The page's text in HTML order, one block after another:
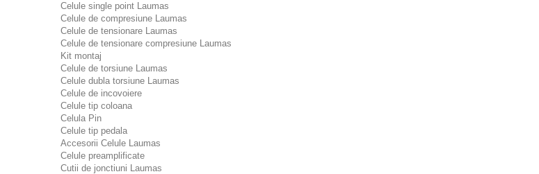
Celule single point Laumas
Celule de compresiune Laumas
Celule de tensionare Laumas
Celule de tensionare compresiune Laumas
Kit montaj
Celule de torsiune Laumas
Celule dubla torsiune Laumas
Celule de incovoiere
Celule tip coloana
Celula Pin
Celule tip pedala
Accesorii Celule Laumas
Celule preamplificate
Cutii de jonctiuni Laumas